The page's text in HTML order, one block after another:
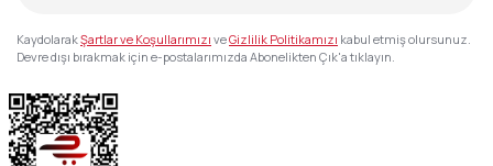
KaydolarakŞartlar ve Koşullarımızı veGizlilik Politikamızı kabul etmiş olursunuz.
Devre dışı bırakmak için e-postalarımızda Abonelikten Çık'a tıklayın.